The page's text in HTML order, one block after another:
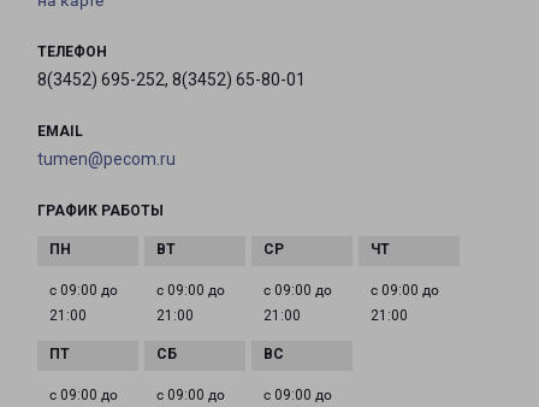
ТЕЛЕФОН
8(3452) 695-252, 8(3452) 65-80-01
EMAIL
tumen@pecom.ru
ГРАФИК РАБОТЫ
с 09:00 до
21:00
с 09:00 до
21:00
с 09:00 до
21:00
с 09:00 до
21:00
с 09:00 до
с 09:00 до
с 09:00 до